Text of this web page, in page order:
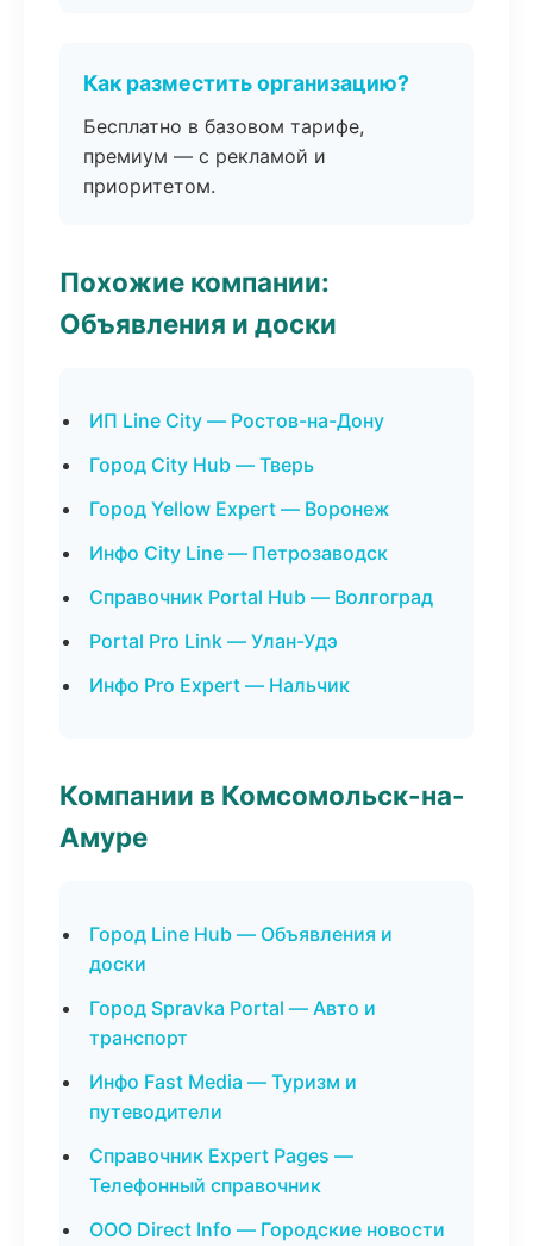
Как разместить организацию?
Бесплатно в базовом тарифе,
премиум — с рекламой и
приоритетом.
Похожие компании:
Объявления и доски
ИП Line City — Ростов-на-Дону
Город City Hub — Тверь
Город Yellow Expert — Воронеж
Инфо City Line — Петрозаводск
Справочник Portal Hub — Волгоград
Portal Pro Link — Улан-Удэ
Инфо Pro Expert — Нальчик
Компании в Комсомольск-на-
Амуре
Город Line Hub — Объявления и
доски
Город Spravka Portal — Авто и
транспорт
Инфо Fast Media — Туризм и
путеводители
Справочник Expert Pages —
Телефонный справочник
ООО Direct Info — Городские новости